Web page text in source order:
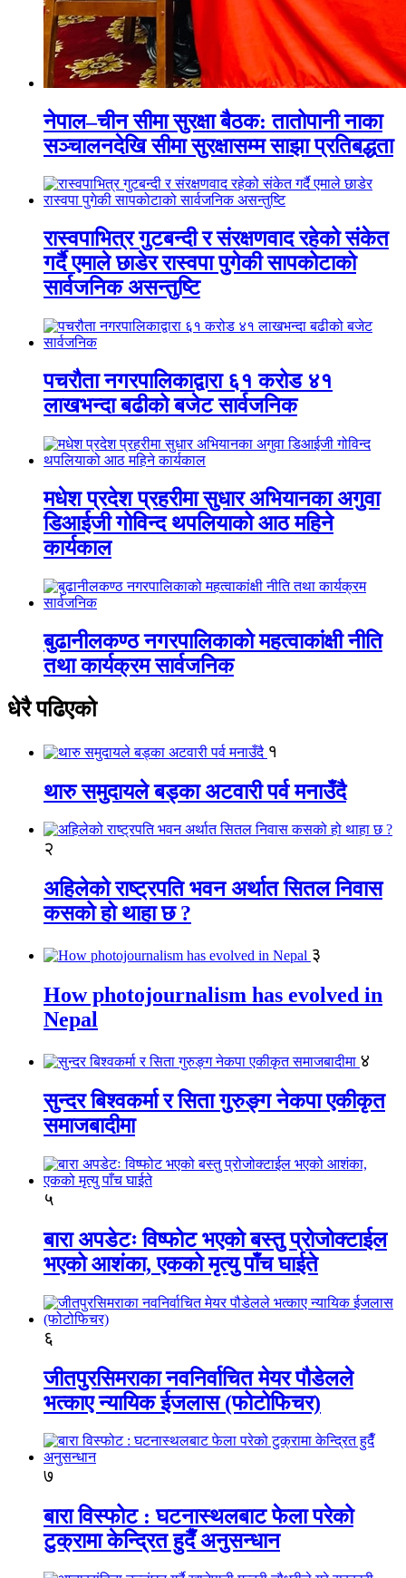
नेपाल–चीन सीमा सुरक्षा बैठक: तातोपानी नाका
सञ्चालनदेखि सीमा सुरक्षासम्म साझा प्रतिबद्धता
रास्वपाभित्र गुटबन्दी र संरक्षणवाद रहेको संकेत
गर्दै एमाले छाडेर रास्वपा पुगेकी सापकोटाको
सार्वजनिक असन्तुष्टि
पचरौता नगरपालिकाद्वारा ६१ करोड ४१
लाखभन्दा बढीको बजेट सार्वजनिक
मधेश प्रदेश प्रहरीमा सुधार अभियानका अगुवा
डिआईजी गोविन्द थपलियाको आठ महिने
कार्यकाल
बुढानीलकण्ठ नगरपालिकाको महत्वाकांक्षी नीति
तथा कार्यक्रम सार्वजनिक
धेरै पढिएको
१
थारु समुदायले बड्का अटवारी पर्व मनाउँदै
२
अहिलेको राष्ट्रपति भवन अर्थात सितल निवास
कसको हो थाहा छ ?
३
How photojournalism has evolved in
Nepal
४
सुन्दर बिश्वकर्मा र सिता गुरुङ्ग नेकपा एकीकृत
समाजबादीमा
५
बारा अपडेटः विष्फोट भएको बस्तु प्रोजोक्टाईल
भएको आशंका, एकको मृत्यु पाँच घाईते
६
जीतपुरसिमराका नवनिर्वाचित मेयर पौडेलले
भत्काए न्यायिक ईजलास (फोटोफिचर)
७
बारा विस्फोट : घटनास्थलबाट फेला परेको
टुक्रामा केन्द्रित हुदैँ अनुसन्धान